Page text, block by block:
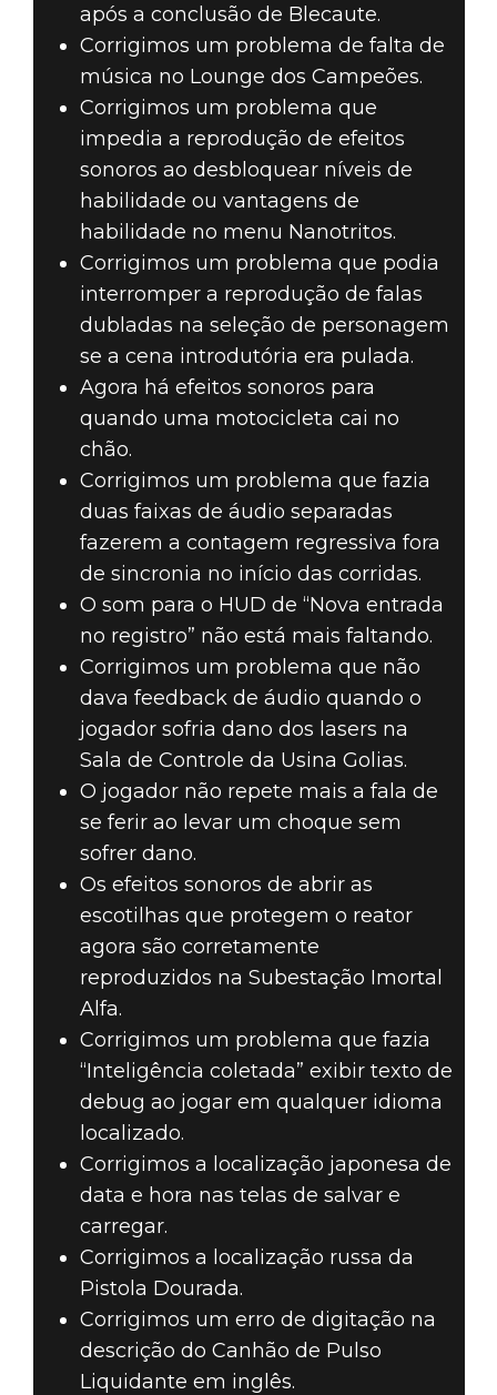
após a conclusão de Blecaute.
Corrigimos um problema de falta de
música no Lounge dos Campeões.
Corrigimos um problema que
impedia a reprodução de efeitos
sonoros ao desbloquear níveis de
habilidade ou vantagens de
habilidade no menu Nanotritos.
Corrigimos um problema que podia
interromper a reprodução de falas
dubladas na seleção de personagem
se a cena introdutória era pulada.
Agora há efeitos sonoros para
quando uma motocicleta cai no
chão.
Corrigimos um problema que fazia
duas faixas de áudio separadas
fazerem a contagem regressiva fora
de sincronia no início das corridas.
O som para o HUD de “Nova entrada
no registro” não está mais faltando.
Corrigimos um problema que não
dava feedback de áudio quando o
jogador sofria dano dos lasers na
Sala de Controle da Usina Golias.
O jogador não repete mais a fala de
se ferir ao levar um choque sem
sofrer dano.
Os efeitos sonoros de abrir as
escotilhas que protegem o reator
agora são corretamente
reproduzidos na Subestação Imortal
Alfa.
Corrigimos um problema que fazia
“Inteligência coletada” exibir texto de
debug ao jogar em qualquer idioma
localizado.
Corrigimos a localização japonesa de
data e hora nas telas de salvar e
carregar.
Corrigimos a localização russa da
Pistola Dourada.
Corrigimos um erro de digitação na
descrição do Canhão de Pulso
Liquidante em inglês.